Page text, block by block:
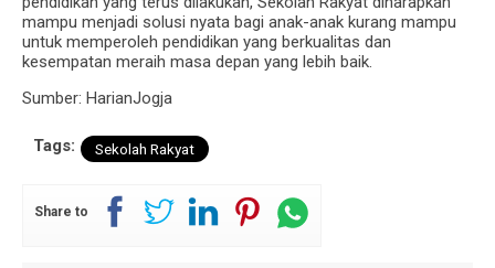
mampu menjadi solusi nyata bagi anak-anak kurang mampu
untuk memperoleh pendidikan yang berkualitas dan
kesempatan meraih masa depan yang lebih baik.
Sumber: HarianJogja
Tags: Sekolah Rakyat
Share to